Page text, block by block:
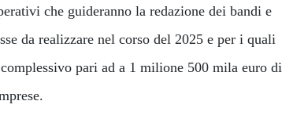
che guideranno la redazione dei bandi e
da realizzare nel corso del 2025 e per i quali
pari ad a 1 milione 500 mila euro di